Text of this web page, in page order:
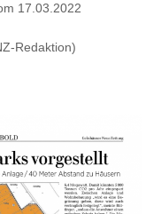
17.03.2022
Redaktion)